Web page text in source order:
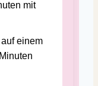
mit
einem